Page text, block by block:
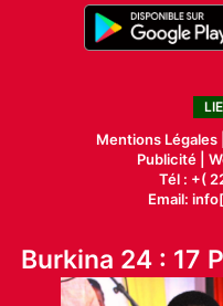
Mentions Légales |
Publicité|
Tél : +(
Email:
Burkina 24 : 17